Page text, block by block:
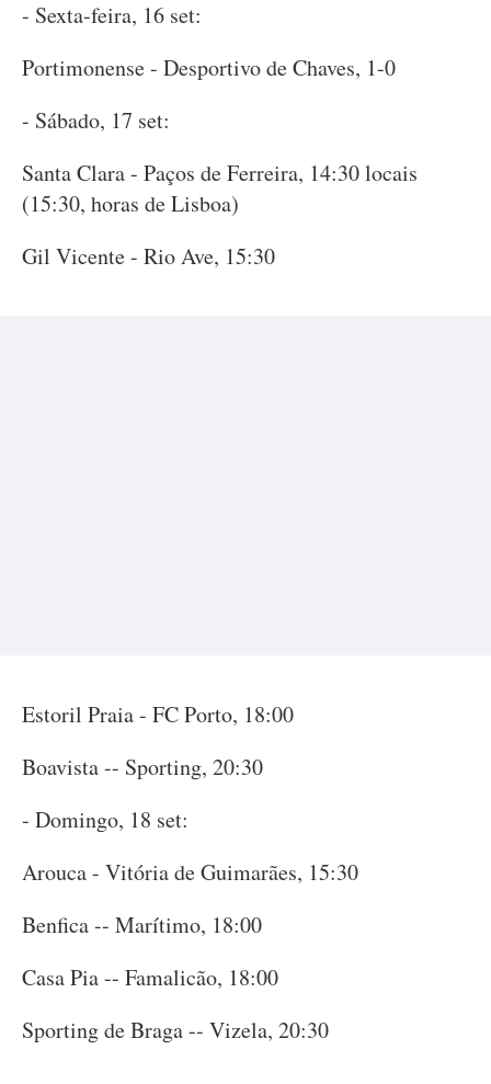
- Sexta-feira, 16 set:
Portimonense - Desportivo de Chaves, 1-0
- Sábado, 17 set:
Santa Clara - Paços de Ferreira, 14:30 locais
(15:30, horas de Lisboa)
Gil Vicente - Rio Ave, 15:30
Estoril Praia - FC Porto, 18:00
Boavista -- Sporting, 20:30
- Domingo, 18 set:
Arouca - Vitória de Guimarães, 15:30
Benfica -- Marítimo, 18:00
Casa Pia -- Famalicão, 18:00
Sporting de Braga -- Vizela, 20:30